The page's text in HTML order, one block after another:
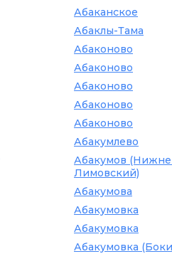
Абаканское
Абаклы-Тама
Абаконово
Абаконово
Абаконово
Абаконово
Абаконово
Абакумлево
Абакумов
Лимовский)
Абакумова
Абакумовка
Абакумовка
Абакумовка